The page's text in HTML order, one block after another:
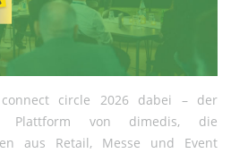
circle 2026 dabei – der
Plattform von dimedis, die
aus Retail, Messe und Event